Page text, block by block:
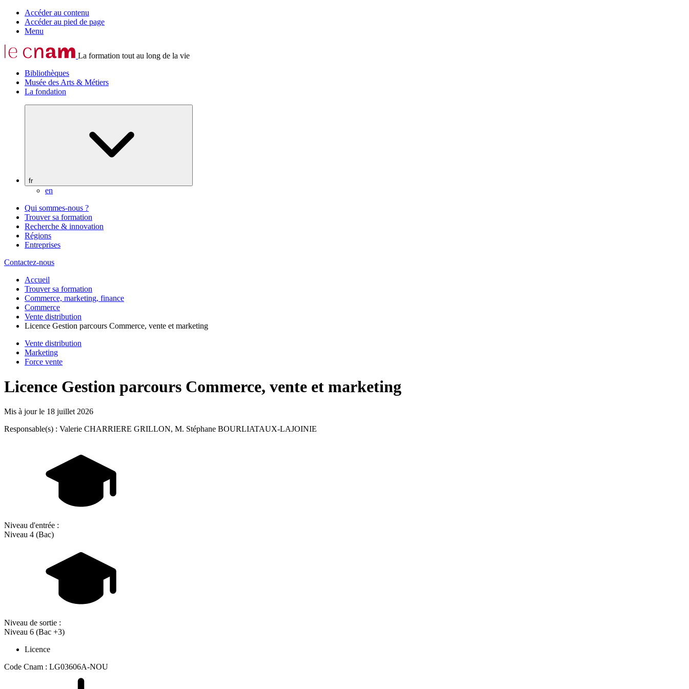
Accéder au contenu
Accéder au pied de page
Menu
La formation tout au long de la vie
Bibliothèques
Musée des Arts & Métiers
La fondation
fr
en
Qui sommes-nous ?
Trouver sa formation
Recherche & innovation
Régions
Entreprises
Contactez-nous
Accueil
Trouver sa formation
Commerce, marketing, finance
Commerce
Vente distribution
Licence Gestion parcours Commerce, vente et marketing
Vente distribution
Marketing
Force vente
Licence Gestion parcours Commerce, vente et marketing
Mis à jour le 18 juillet 2026
Responsable(s) : Valerie CHARRIERE GRILLON, M. Stéphane BOURLIATAUX-LAJOINIE
Niveau d'entrée :
Niveau 4 (Bac)
Niveau de sortie :
Niveau 6 (Bac +3)
Licence
Code Cnam : LG03606A-NOU